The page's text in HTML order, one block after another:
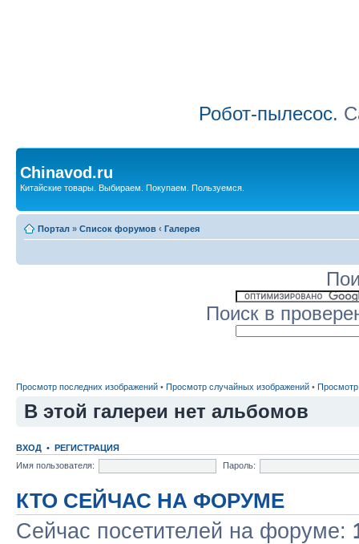
Робот-пылесос.
Chinavod.ru
Китайские товары. Выбираем. Покупаем. Пользуемся.
Портал » Список форумов ‹ Галерея
Поиск в
Просмотр последних изображений • Просмотр случайных изображений • Просмотр
В этой галереи нет альбомов
ВХОД • РЕГИСТРАЦИЯ
Имя пользователя:
Пароль:
КТО СЕЙЧАС НА ФОРУМЕ
Сейчас посетителей на форуме: